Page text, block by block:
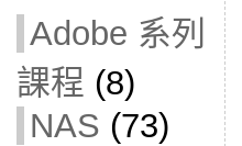
Adobe 系列
課程 (8)
NAS (73)